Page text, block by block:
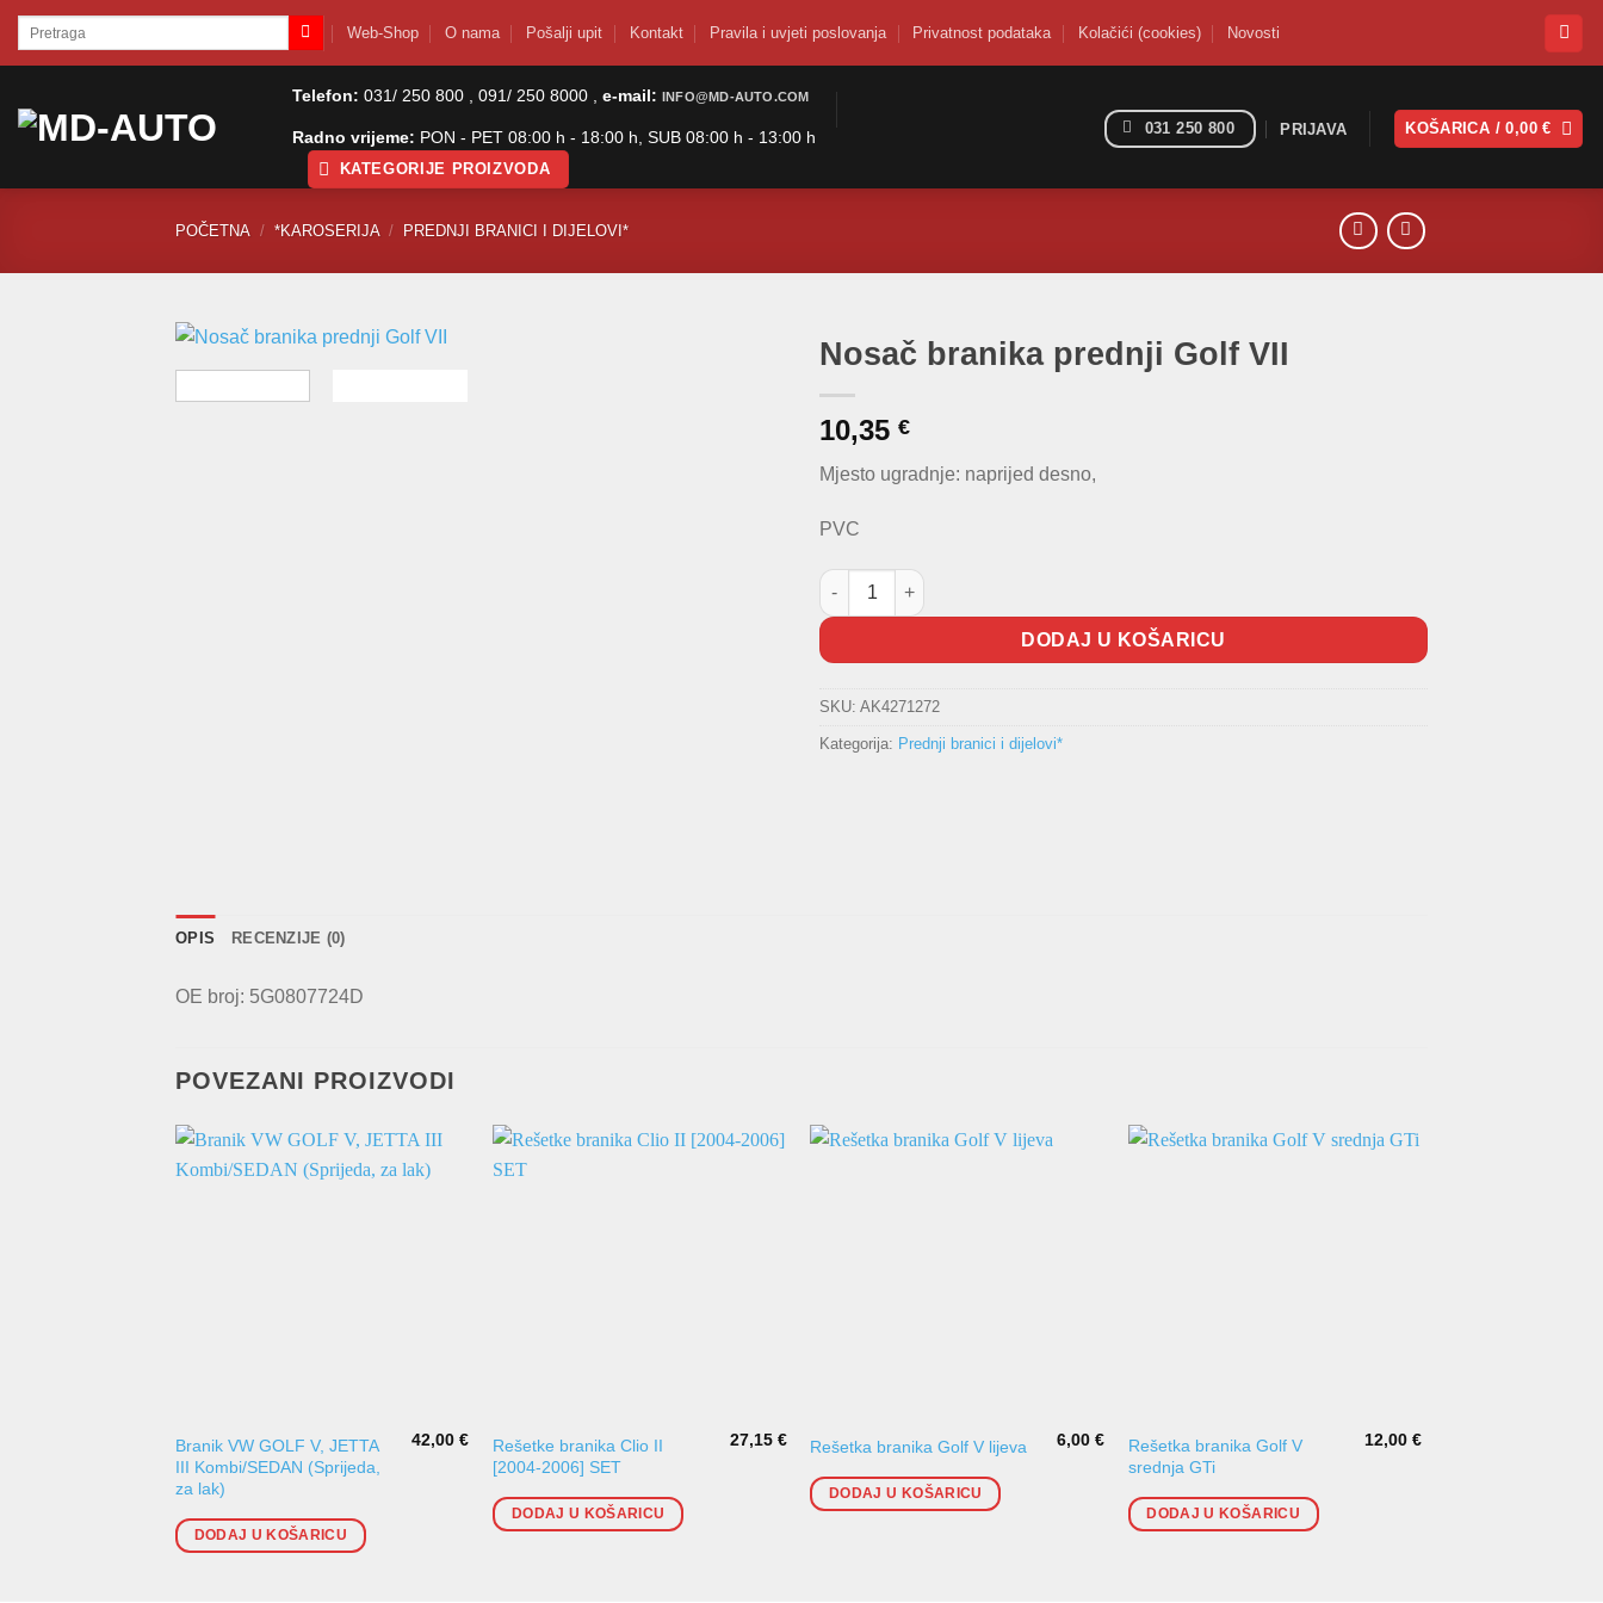
SkipPretraži: Web-Shop O nama Pošalji upit Kontakt Pravila i uvjeti poslovanja Privatnost podataka Kolačići (cookies) Novosti
Telefon: 031/ 250 800 , 091/ 250 8000 , e-mail: INFO@MD-AUTO.COM
Radno vrijeme: PON - PET 08:00 h - 18:00 h, SUB 08:00 h - 13:00 h
KATEGORIJE PROIZVODA
031 250 800 PRIJAVA KOŠARICA /0,00€
POČETNA / *KAROSERIJA / PREDNJI BRANICI I DIJELOVI*
Nosač branika prednji Golf VII
10,35 €
Mjesto ugradnje: naprijed desno,
PVC
Nosač branika prednji Golf VII količina
DODAJ U KOŠARICU
SKU: AK4271272
Kategorija: Prednji branici i dijelovi*
OPIS RECENZIJE (0)
OE broj: 5G0807724D
POVEZANI PROIZVODI
Branik VW GOLF V, JETTA
III Kombi/SEDAN (Sprijeda,
za lak)
42,00€
DODAJ U KOŠARICU
Rešetke branika Clio II
[2004-2006] SET
27,15 €
DODAJ U KOŠARICU
Rešetka branika Golf V lijeva 6,00 €
DODAJ U KOŠARICU
Rešetka branika Golf V
srednja GTi
12,00€
DODAJ U KOŠARICU